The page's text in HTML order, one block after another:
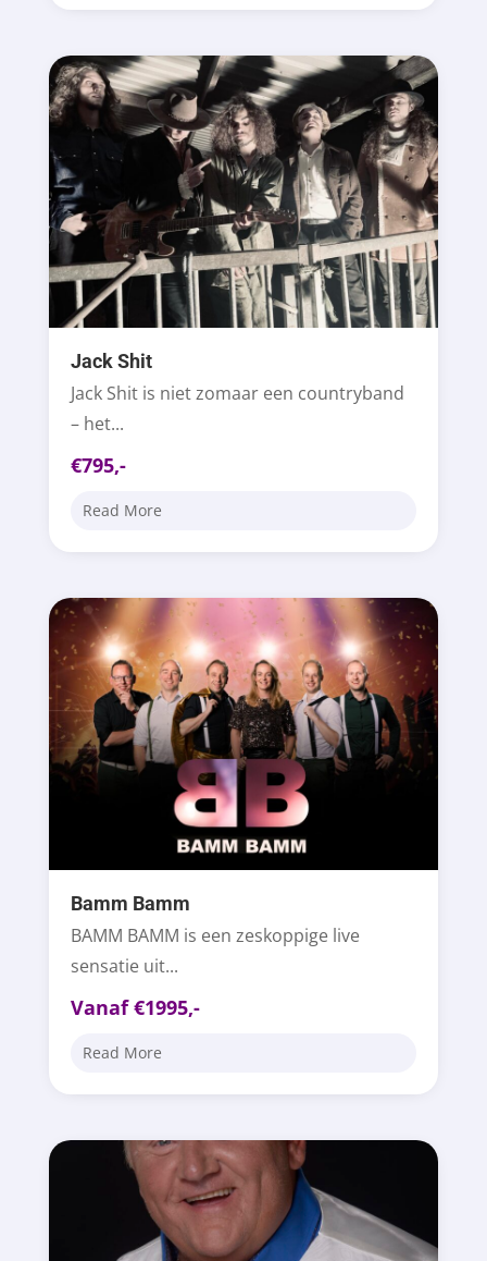
Jack Shit
Jack Shit is niet zomaar een countryband
– het...
€795,-
Read More
Bamm Bamm
BAMM BAMM is een zeskoppige live
sensatie uit...
Vanaf €1995,-
Read More